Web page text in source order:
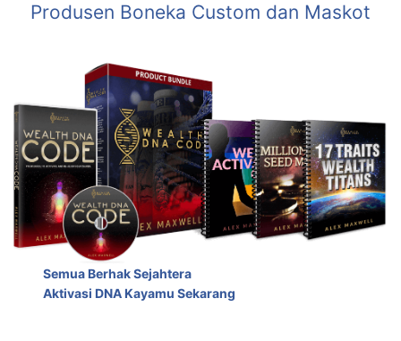
Produsen Boneka Custom dan Maskot
Semua Berhak Sejahtera
Aktivasi DNA Kayamu Sekarang